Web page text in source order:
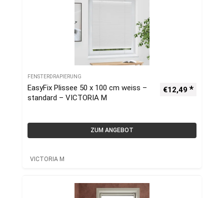
FENSTERDRAPIERUNG
EasyFix Plissee 50 x 100 cm weiss –
standard – VICTORIA M
€12,49
ZUM ANGEBOT
VICTORIA M